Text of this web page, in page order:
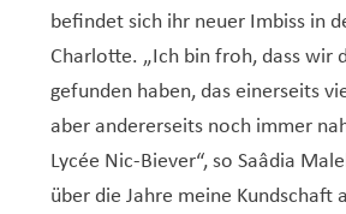
befindet sich ihr neuer Imbiss in
Charlotte. „Ich bin froh, dass wir
gefunden haben, das einerseits
aber andererseits noch immer
Lycée Nic-Biever“, so Saâdia
über die Jahre meine Kundschaft